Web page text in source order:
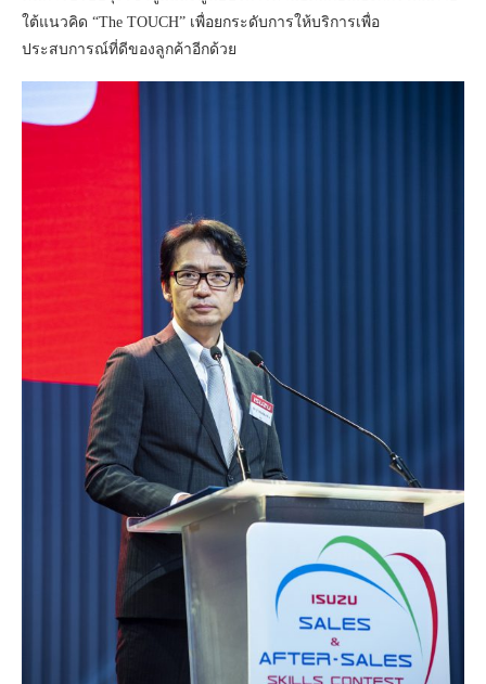
ใต้แนวคิด “The TOUCH” เพื่อยกระดับการให้บริการเพื่อ
ประสบการณ์ที่ดีของลูกค้าอีกด้วย